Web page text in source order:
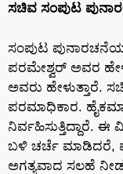
ಸಚಿವ ಸಂಪುಟ
ಸಂಪುಟ
ಪರಮೇಶ್ವರ್ ಅವರ
ಅವರು ಹೇಳುತ್ತಾರೆ.
ಪರಮಾಧಿಕಾರ.
ನಿರ್ವಹಿಸುತ್ತಿದ್ದಾರೆ.
ಬಳಿ ಚರ್ಚೆ ಮಾಡಿದರೆ,
ಅಗತ್ಯವಾದ ಸಲಹೆ